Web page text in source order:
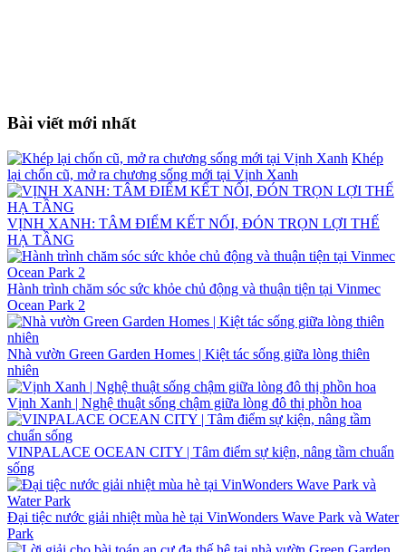
Bài viết mới nhất
Khép
lại chốn cũ, mở ra chương sống mới tại Vịnh Xanh
VỊNH XANH: TÂM ĐIỂM KẾT NỐI, ĐÓN TRỌN LỢI THẾ
HẠ TẦNG
Hành trình chăm sóc sức khỏe chủ động và thuận tiện tại Vinmec
Ocean Park 2
Nhà vườn Green Garden Homes | Kiệt tác sống giữa lòng thiên
nhiên
Vịnh Xanh | Nghệ thuật sống chậm giữa lòng đô thị phồn hoa
VINPALACE OCEAN CITY | Tâm điểm sự kiện, nâng tầm chuẩn
sống
Đại tiệc nước giải nhiệt mùa hè tại VinWonders Wave Park và Water
Park